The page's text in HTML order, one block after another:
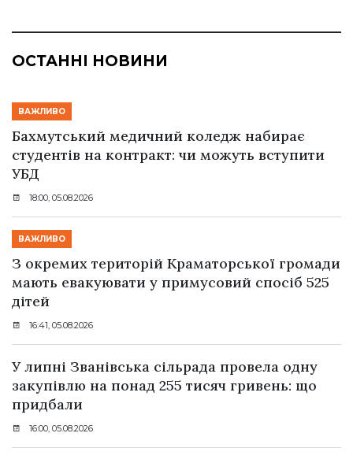
ОСТАННІ НОВИНИ
ВАЖЛИВО
Бахмутський медичний коледж набирає
студентів на контракт: чи можуть вступити
УБД
18:00, 05.08.2026
ВАЖЛИВО
З окремих територій Краматорської громади
мають евакуювати у примусовий спосіб 525
дітей
16:41, 05.08.2026
У липні Званівська сільрада провела одну
закупівлю на понад 255 тисяч гривень: що
придбали
16:00, 05.08.2026